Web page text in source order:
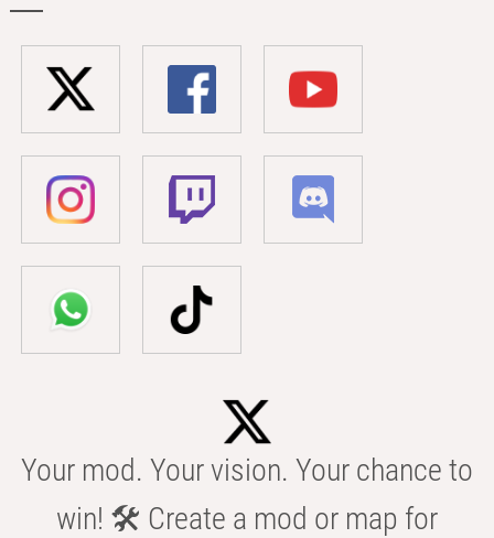
Your mod. Your vision. Your chance to
win! 🛠️ Create a mod or map for